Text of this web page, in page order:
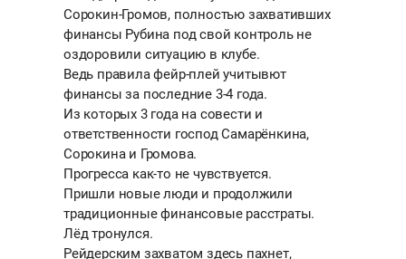
Сорокин-Громов, полностью захвативших
финансы Рубина под свой контроль не
оздоровили ситуацию в клубе.
Ведь правила фейр-плей учитывют
финансы за последние 3-4 года.
Из которых 3 года на совести и
ответственности господ Самарёнкина,
Сорокина и Громова.
Прогресса как-то не чувствуется.
Пришли новые люди и продолжили
традиционные финансовые расстраты.
Лёд тронулся.
Рейдерским захватом здесь пахнет,